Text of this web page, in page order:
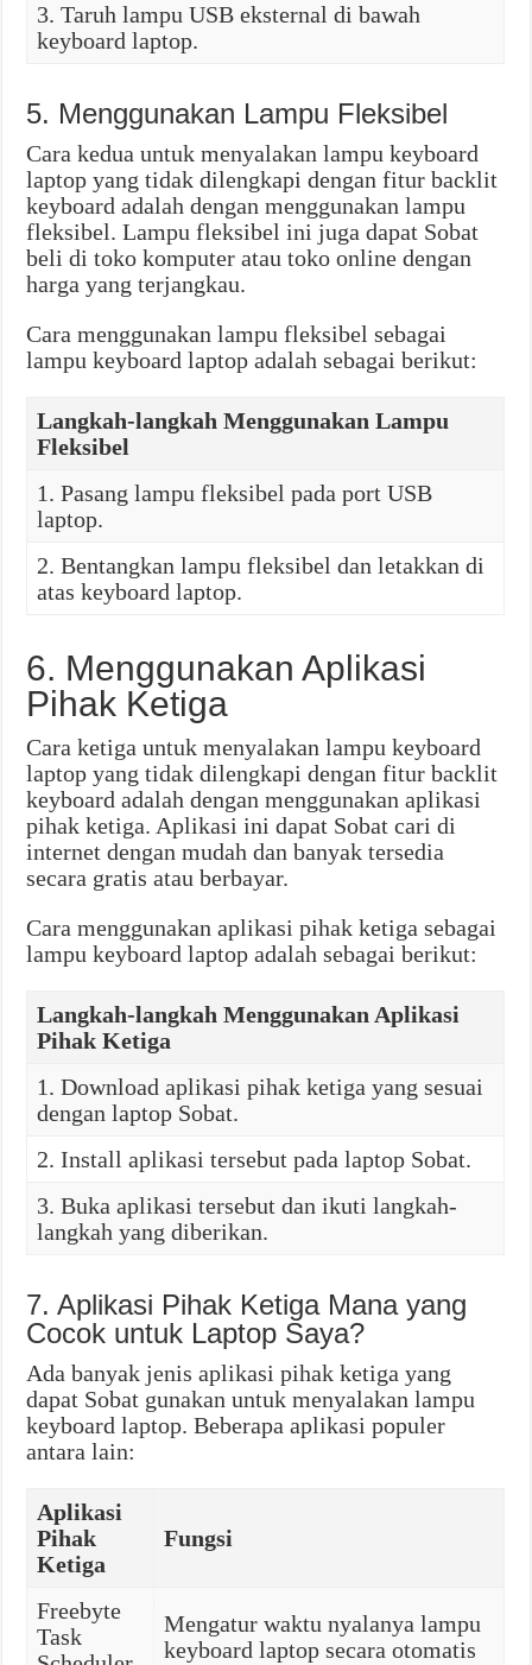
3. Taruh lampu USB eksternal di bawah
keyboard laptop.
5. Menggunakan Lampu Fleksibel
Cara kedua untuk menyalakan lampu keyboard
laptop yang tidak dilengkapi dengan fitur backlit
keyboard adalah dengan menggunakan lampu
fleksibel. Lampu fleksibel ini juga dapat Sobat
beli di toko komputer atau toko online dengan
harga yang terjangkau.
Cara menggunakan lampu fleksibel sebagai
lampu keyboard laptop adalah sebagai berikut:
Langkah-langkah Menggunakan Lampu
Fleksibel
1. Pasang lampu fleksibel pada port USB
laptop.
2. Bentangkan lampu fleksibel dan letakkan di
atas keyboard laptop.
6. Menggunakan Aplikasi
Pihak Ketiga
Cara ketiga untuk menyalakan lampu keyboard
laptop yang tidak dilengkapi dengan fitur backlit
keyboard adalah dengan menggunakan aplikasi
pihak ketiga. Aplikasi ini dapat Sobat cari di
internet dengan mudah dan banyak tersedia
secara gratis atau berbayar.
Cara menggunakan aplikasi pihak ketiga sebagai
lampu keyboard laptop adalah sebagai berikut:
Langkah-langkah Menggunakan Aplikasi
Pihak Ketiga
1. Download aplikasi pihak ketiga yang sesuai
dengan laptop Sobat.
2. Install aplikasi tersebut pada laptop Sobat.
3. Buka aplikasi tersebut dan ikuti langkah-
langkah yang diberikan.
7. Aplikasi Pihak Ketiga Mana yang
Cocok untuk Laptop Saya?
Ada banyak jenis aplikasi pihak ketiga yang
dapat Sobat gunakan untuk menyalakan lampu
keyboard laptop. Beberapa aplikasi populer
antara lain:
Aplikasi
Pihak
Ketiga
Fungsi
Freebyte
Task
Mengatur waktu nyalanya lampu
keyboard laptop secara otomatis